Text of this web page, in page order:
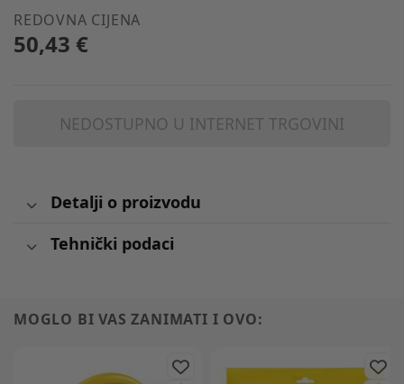
REDOVNA CIJENA
50,43 €
NEDOSTUPNO U INTERNET TRGOVINI
Detalji o proizvodu
Tehnički podaci
MOGLO BI VAS ZANIMATI I OVO: